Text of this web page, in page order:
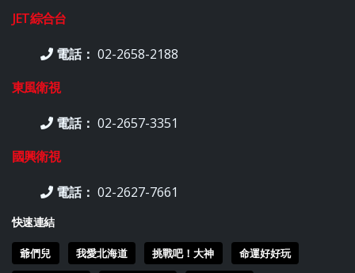
JET綜合台
電話： 02-2658-2188
東風衛視
電話： 02-2657-3351
國興衛視
電話： 02-2627-7661
快速連結
爺們兒 我愛北海道 挑戰吧！大神
命運好好玩